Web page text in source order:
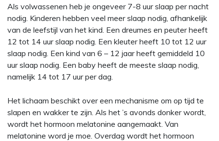
Als volwassenen heb je ongeveer 7-8 uur slaap per nacht
nodig. Kinderen hebben veel meer slaap nodig, afhankelijk
van de leefstijl van het kind. Een dreumes en peuter heeft
12 tot 14 uur slaap nodig. Een kleuter heeft 10 tot 12 uur
slaap nodig. Een kind van 6 – 12 jaar heeft gemiddeld 10
uur slaap nodig. Een baby heeft de meeste slaap nodig,
namelijk 14 tot 17 uur per dag.
Het lichaam beschikt over een mechanisme om op tijd te
slapen en wakker te zijn. Als het ’s avonds donker wordt,
wordt het hormoon melatonine aangemaakt. Van
melatonine word je moe. Overdag wordt het hormoon